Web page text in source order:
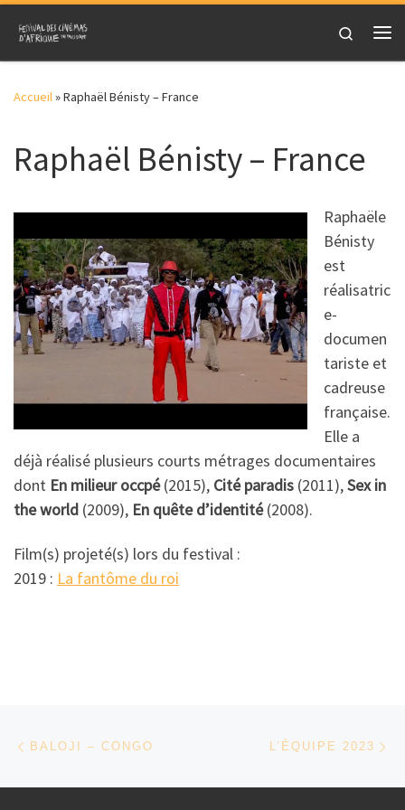
Skip to content
Search
Accueil»Raphaël Bénisty – France
Raphaël Bénisty – France
Raphaële
Bénisty
est
réalisatric
e-
documen
tariste et
cadreuse
française.
Elle a
déjà réalisé plusieurs courts métrages documentaires
dont En milieur occpé(2015), Cité paradis (2011),Sex in
the world (2009), En quête d’identité(2008).
Film(s) projeté(s) lors du festival :
2019 : La fantôme du roi
Parcourir les articles
BALOJI – CONGO L’ÉQUIPE 2023